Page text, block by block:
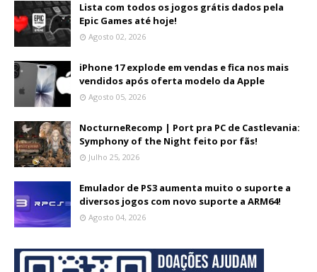
Lista com todos os jogos grátis dados pela
Epic Games até hoje!
Agosto 02, 2026
iPhone 17 explode em vendas e fica nos mais
vendidos após oferta modelo da Apple
Agosto 05, 2026
NocturneRecomp | Port pra PC de Castlevania:
Symphony of the Night feito por fãs!
Julho 25, 2026
Emulador de PS3 aumenta muito o suporte a
diversos jogos com novo suporte a ARM64!
Agosto 04, 2026